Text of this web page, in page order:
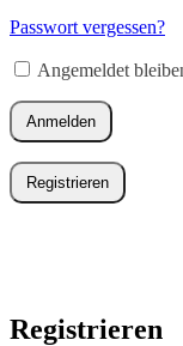
Adresse*
Passwort vergessen?
Angemeldet
Anmelden
Registrieren
Registrieren